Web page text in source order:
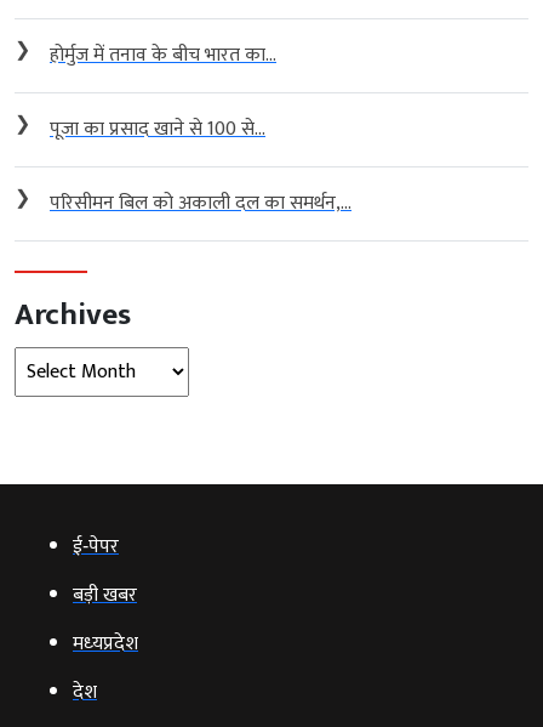
❯ होर्मुज में तनाव के बीच भारत का...
❯ पूजा का प्रसाद खाने से 100 से...
❯ परिसीमन बिल को अकाली दल का समर्थन,...
Archives
Archives
ई‑पेपर
बड़ी खबर
मध्‍यप्रदेश
देश